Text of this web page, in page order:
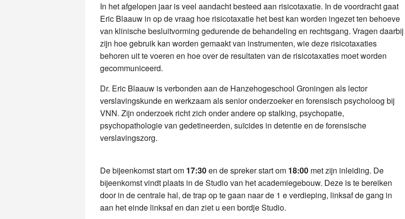
In het afgelopen jaar is veel aandacht besteed aan risicotaxatie. In de voordracht gaat
Eric Blaauw in op de vraag hoe risicotaxatie het best kan worden ingezet ten behoeve
van klinische besluitvorming gedurende de behandeling en rechtsgang. Vragen daarbij
zijn hoe gebruik kan worden gemaakt van instrumenten, wie deze risicotaxaties
behoren uit te voeren en hoe over de resultaten van de risicotaxaties moet worden
gecommuniceerd.
Dr. Eric Blaauw is verbonden aan de Hanzehogeschool Groningen als lector
verslavingskunde en werkzaam als senior onderzoeker en forensisch psycholoog bij
VNN. Zijn onderzoek richt zich onder andere op stalking, psychopatie,
psychopathologie van gedetineerden, suïcides in detentie en de forensische
verslavingszorg.
De bijeenkomst start om 17:30en de spreker start om 18:00 met zijn inleiding. De
bijeenkomst vindt plaats in de Studio van het academiegebouw. Deze is te bereiken
door in de centrale hal, de trap op te gaan naar de 1 e verdieping, linksaf de gang in
aan het einde linksaf en dan ziet u een bordje Studio.